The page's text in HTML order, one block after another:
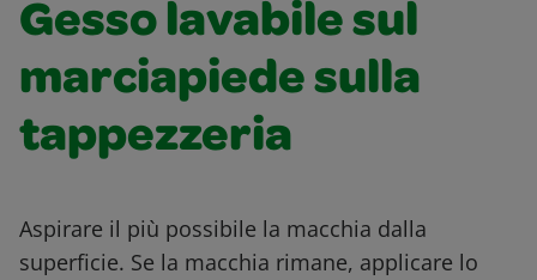
Gesso lavabile sul
marciapiede sulla
tappezzeria
Aspirare il più possibile la macchia dalla
superficie. Se la macchia rimane, applicare lo